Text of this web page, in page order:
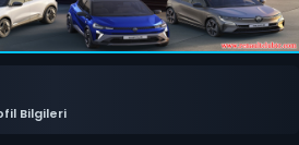
Bilgileri